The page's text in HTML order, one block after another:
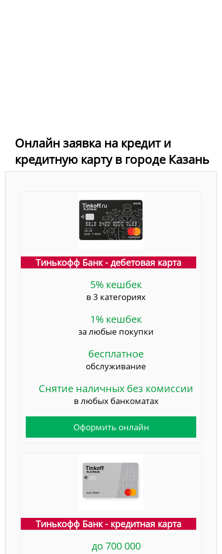
Онлайн заявка на кредит и
кредитную карту в городе Казань
Тинькофф Банк - дебетовая карта
5% кешбек
в 3 категориях
1% кешбек
за любые покупки
бесплатное
обслуживание
Снятие наличных без комиссии
в любых банкоматах
Оформить онлайн
Тинькофф Банк - кредитная карта
до 700 000